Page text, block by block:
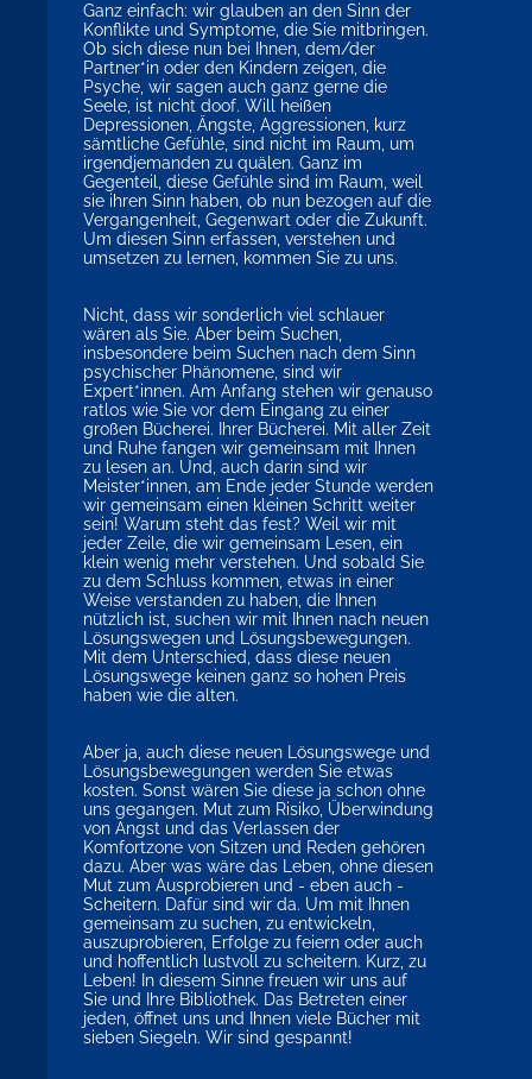
Ganz einfach: wir glauben an den Sinn der
Konflikte und Symptome, die Sie mitbringen.
Ob sich diese nun bei Ihnen, dem/der
Partner*in oder den Kindern zeigen, die
Psyche, wir sagen auch ganz gerne die
Seele, ist nicht doof. Will heißen
Depressionen, Ängste, Aggressionen, kurz
sämtliche Gefühle, sind nicht im Raum, um
irgendjemanden zu quälen. Ganz im
Gegenteil, diese Gefühle sind im Raum, weil
sie ihren Sinn haben, ob nun bezogen auf die
Vergangenheit, Gegenwart oder die Zukunft.
Um diesen Sinn erfassen, verstehen und
umsetzen zu lernen, kommen Sie zu uns.
Nicht, dass wir sonderlich viel schlauer
wären als Sie. Aber beim Suchen,
insbesondere beim Suchen nach dem Sinn
psychischer Phänomene, sind wir
Expert*innen. Am Anfang stehen wir genauso
ratlos wie Sie vor dem Eingang zu einer
großen Bücherei. Ihrer Bücherei. Mit aller Zeit
und Ruhe fangen wir gemeinsam mit Ihnen
zu lesen an. Und, auch darin sind wir
Meister*innen, am Ende jeder Stunde werden
wir gemeinsam einen kleinen Schritt weiter
sein! Warum steht das fest? Weil wir mit
jeder Zeile, die wir gemeinsam Lesen, ein
klein wenig mehr verstehen. Und sobald Sie
zu dem Schluss kommen, etwas in einer
Weise verstanden zu haben, die Ihnen
nützlich ist, suchen wir mit Ihnen nach neuen
Lösungswegen und Lösungsbewegungen.
Mit dem Unterschied, dass diese neuen
Lösungswege keinen ganz so hohen Preis
haben wie die alten.
Aber ja, auch diese neuen Lösungswege und
Lösungsbewegungen werden Sie etwas
kosten. Sonst wären Sie diese ja schon ohne
uns gegangen. Mut zum Risiko, Überwindung
von Angst und das Verlassen der
Komfortzone von Sitzen und Reden gehören
dazu. Aber was wäre das Leben, ohne diesen
Mut zum Ausprobieren und - eben auch -
Scheitern. Dafür sind wir da. Um mit Ihnen
gemeinsam zu suchen, zu entwickeln,
auszuprobieren, Erfolge zu feiern oder auch
und hoffentlich lustvoll zu scheitern. Kurz, zu
Leben! In diesem Sinne freuen wir uns auf
Sie und Ihre Bibliothek. Das Betreten einer
jeden, öffnet uns und Ihnen viele Bücher mit
sieben Siegeln. Wir sind gespannt!